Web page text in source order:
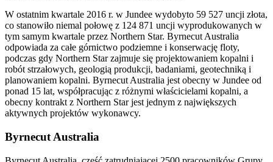
W ostatnim kwartale 2016 r. w Jundee wydobyto 59 527 uncji złota,
co stanowiło niemal połowę z 124 871 uncji wyprodukowanych w
tym samym kwartale przez Northern Star. Byrnecut Australia
odpowiada za całe górnictwo podziemne i konserwację floty,
podczas gdy Northern Star zajmuje się projektowaniem kopalni i
robót strzałowych, geologią produkcji, badaniami, geotechniką i
planowaniem kopalni. Byrnecut Australia jest obecny w Jundee od
ponad 15 lat, współpracując z różnymi właścicielami kopalni, a
obecny kontrakt z Northern Star jest jednym z największych
aktywnych projektów wykonawcy.
Byrnecut Australia